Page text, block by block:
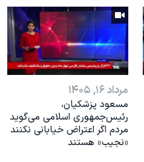
مرداد ۱۶, ۱۴۰۵
مسعود پزشکیان،
رئيس‌جمهوری اسلامی می‌گوید
مردم اگر اعتراض خیابانی نکنند
«نجیب» هستند